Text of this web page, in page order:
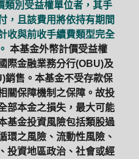
類別受益權單位者，其手
，且該費用將依持有期間
收與前收手續費類型完全
本基金外幣計價受益權
際金融業務分行(OBU)及
銷售。本基金不受存款保
關保障機制之保障。故投
部本金之損失，最大可能
基金投資風險包括類股過
環之風險、流動性風險、
投資地區政治、社會或經